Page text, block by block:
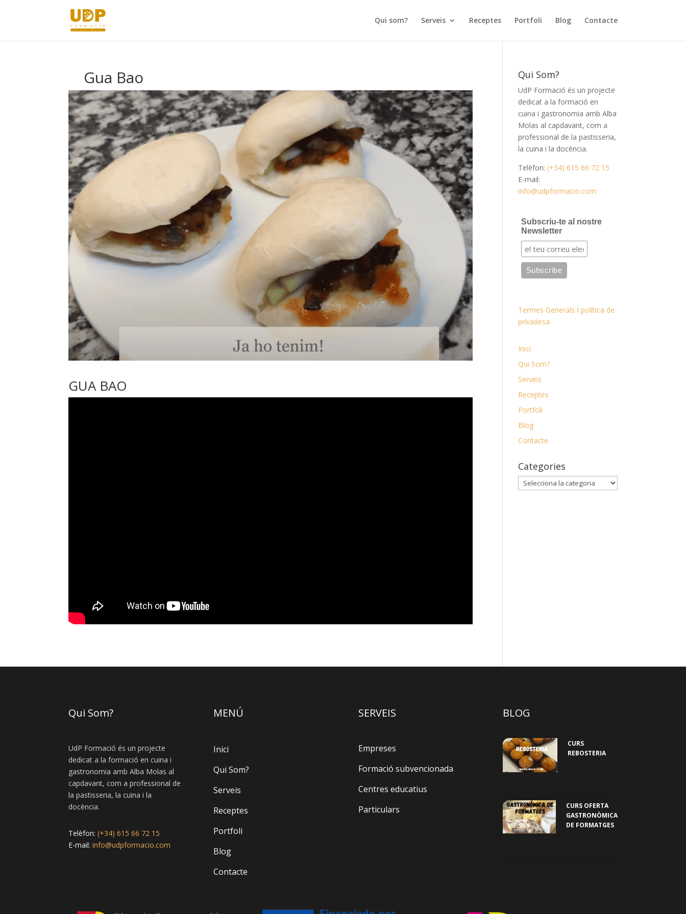
Qui som? Serveis Receptes Portfoli Blog Contacte
Gua Bao
GUA BAO
Qui Som?
UdP Formació és un projecte
dedicat a la formació en
cuina i gastronomia amb Alba
Molas al capdavant, com a
professional de la pastisseria,
la cuina i la docència.
Telèfon:(+34) 615 66 72 15
E-mail:
info@udpformacio.com
Subscriu-te al nostre
Newsletter
Termes Generals I política de
privadesa
Inici
Qui Som?
Serveis
Receptes
Portfoli
Blog
Contacte
Categories
Categories
Qui Som?
UdP Formació és un projecte
dedicat a la formació en cuina i
gastronomia amb Alba Molas al
capdavant, com a professional de
la pastisseria, la cuina i la
docència.
Telèfon:(+34) 615 66 72 15
E-mail:info@udpformacio.com
MENÚ
Inici
Qui Som?
Serveis
Receptes
Portfoli
Blog
Contacte
SERVEIS
Empreses
Formació subvencionada
Centres educatius
Particulars
BLOG
CURS
REBOSTERIA
CURS OFERTA
GASTRONÒMICA
DE FORMATGES